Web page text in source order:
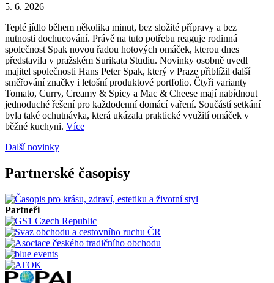
5. 6. 2026
Teplé jídlo během několika minut, bez složité přípravy a bez
nutnosti dochucování. Právě na tuto potřebu reaguje rodinná
společnost Spak novou řadou hotových omáček, kterou dnes
představila v pražském Surikata Studiu. Novinky osobně uvedl
majitel společnosti Hans Peter Spak, který v Praze přiblížil další
směřování značky i letošní produktové portfolio. Čtyři varianty
Tomato, Curry, Creamy & Spicy a Mac & Cheese mají nabídnout
jednoduché řešení pro každodenní domácí vaření. Součástí setkání
byla také ochutnávka, která ukázala praktické využití omáček v
běžné kuchyni. Více
Další novinky
Partnerské časopisy
Partneři